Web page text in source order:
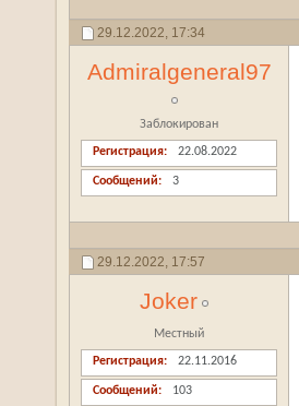
29.12.2022, 17:34
Admiralgeneral97
Заблокирован
Регистрация 22.08.2022
Сообщений 3
29.12.2022, 17:57
Joker
Местный
Регистрация 22.11.2016
Сообщений 103